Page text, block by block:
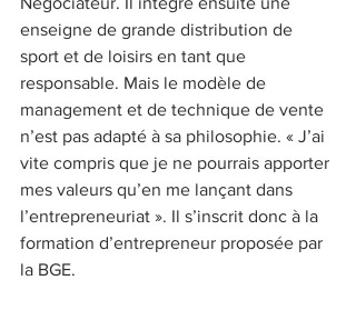
enseigne de grande distribution de
sport et de loisirs en tant que
responsable. Mais le modèle de
management et de technique de vente
n’est pas adapté à sa philosophie. « J’ai
vite compris que je ne pourrais apporter
mes valeurs qu’en me lançant dans
l’entrepreneuriat ». Il s’inscrit donc à la
formation d’entrepreneur proposée par
la BGE.